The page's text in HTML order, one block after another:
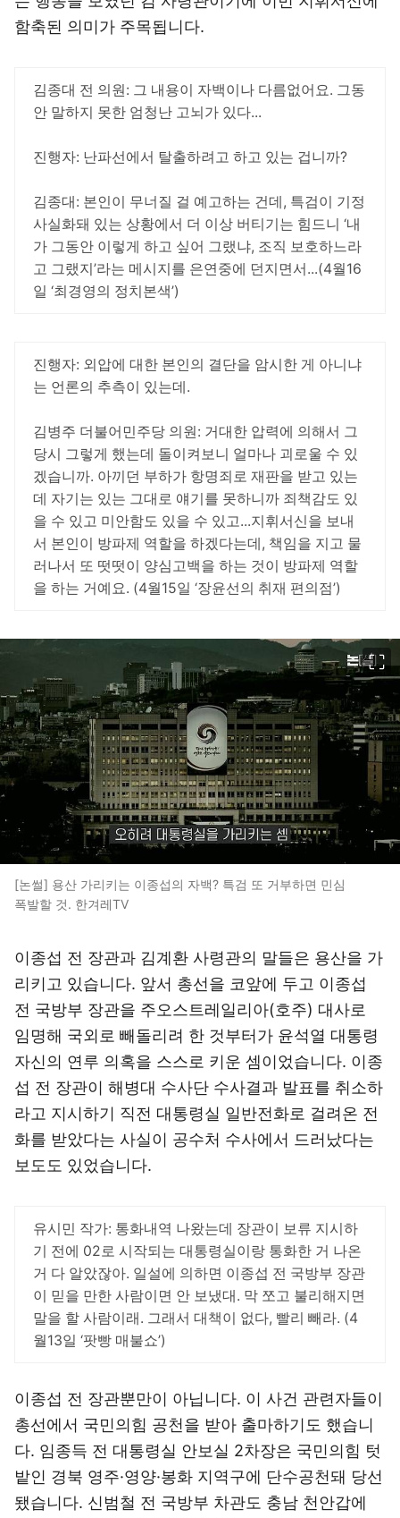
함축된 의미가 주목됩니다.
김종대 전 의원: 그 내용이 자백이나 다름없어요. 그동
안 말하지 못한 엄청난 고뇌가 있다...
진행자: 난파선에서 탈출하려고 하고 있는 겁니까?
김종대: 본인이 무너질 걸 예고하는 건데, 특검이 기정
사실화돼 있는 상황에서 더 이상 버티기는 힘드니 ‘내
가 그동안 이렇게 하고 싶어 그랬냐, 조직 보호하느라
고 그랬지’라는 메시지를 은연중에 던지면서...(4월16
일 ‘최경영의 정치본색’)
진행자: 외압에 대한 본인의 결단을 암시한 게 아니냐
는 언론의 추측이 있는데.
김병주 더불어민주당 의원: 거대한 압력에 의해서 그
당시 그렇게 했는데 돌이켜보니 얼마나 괴로울 수 있
겠습니까. 아끼던 부하가 항명죄로 재판을 받고 있는
데 자기는 있는 그대로 얘기를 못하니까 죄책감도 있
을 수 있고 미안함도 있을 수 있고...지휘서신을 보내
서 본인이 방파제 역할을 하겠다는데, 책임을 지고 물
러나서 또 떳떳이 양심고백을 하는 것이 방파제 역할
을 하는 거예요. (4월15일 ‘장윤선의 취재 편의점’)
[논썰] 용산 가리키는 이종섭의 자백? 특검 또 거부하면 민심
폭발할 것. 한겨레TV
이종섭 전 장관과 김계환 사령관의 말들은 용산을 가
리키고 있습니다. 앞서 총선을 코앞에 두고 이종섭
전 국방부 장관을 주오스트레일리아(호주) 대사로
임명해 국외로 빼돌리려 한 것부터가 윤석열 대통령
자신의 연루 의혹을 스스로 키운 셈이었습니다. 이종
섭 전 장관이 해병대 수사단 수사결과 발표를 취소하
라고 지시하기 직전 대통령실 일반전화로 걸려온 전
화를 받았다는 사실이 공수처 수사에서 드러났다는
보도도 있었습니다.
유시민 작가: 통화내역 나왔는데 장관이 보류 지시하
기 전에 02로 시작되는 대통령실이랑 통화한 거 나온
거 다 알았잖아. 일설에 의하면 이종섭 전 국방부 장관
이 믿을 만한 사람이면 안 보냈대. 막 쪼고 불리해지면
말을 할 사람이래. 그래서 대책이 없다, 빨리 빼라. (4
월13일 ‘팟빵 매불쇼’)
이종섭 전 장관뿐만이 아닙니다. 이 사건 관련자들이
총선에서 국민의힘 공천을 받아 출마하기도 했습니
다. 임종득 전 대통령실 안보실 2차장은 국민의힘 텃
밭인 경북 영주·영양·봉화 지역구에 단수공천돼 당선
됐습니다. 신범철 전 국방부 차관도 충남 천안갑에